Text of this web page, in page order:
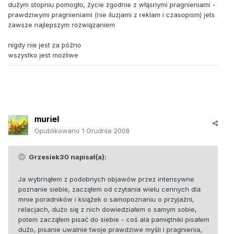
dużym stopniu pomogło, życie zgodnie z włąsnymi pragnieniami -
prawdziwymi pragnieniami (nie iluzjami z reklam i czasopism) jets
zawsze najlepszym rozwiązaniem
nigdy nie jest za późno
wszystko jest mozliwe
muriel
Opublikowano 1 Grudnia 2008
Grzesiek30 napisał(a):
Ja wybrnąłem z podobnych objawów przez intensywne
poznanie siebie, zacząłem od czytania wielu cennych dla
mnie poradników i książek o samopoznaniu o przyjaźni,
relacjach, dużo się z nich dowiedziałem o samym sobie,
potem zacząłem pisać do siebie - coś ala pamiętniki pisałem
dużo, pisanie uwalnie twoje prawdziwe myśli i pragnienia,